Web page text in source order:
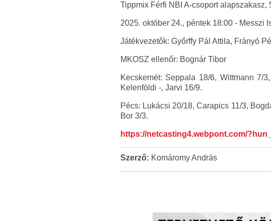
Tippmix Férfi NBI A-csoport alapszakasz,
2025. október 24., péntek 18:00 - Messzi
Játékvezetők: Győrffy Pál Attila, Frányó
MKOSZ ellenőr: Bognár Tibor
Kecskemét: Seppala 18/6, Wittmann 7/
Kelenföldi -, Jarvi 16/9.
Pécs: Lukácsi 20/18, Carapics 11/3,
Bor 3/3.
https://netcasting4.webpont.com/
Szerző: Komáromy András